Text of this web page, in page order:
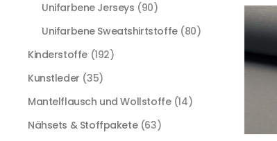
Unifarbene Jerseys (90)
Unifarbene Sweatshirtstoffe (80)
Kinderstoffe (192)
Kunstleder (35)
Mantelflausch und Wollstoffe (14)
Nähsets & Stoffpakete (63)